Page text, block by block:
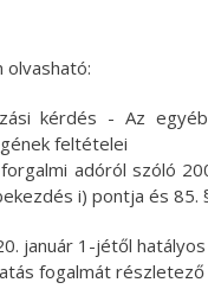
olvasható:
kérdés - Az
feltételei
adóról szóló
i) pontja és 85.
január 1-jétől
fogalmát